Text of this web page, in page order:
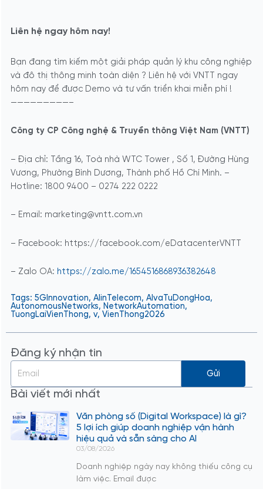
Liên hệ ngay hôm nay!
Bạn đang tìm kiếm một giải pháp quản lý khu công nghiệp
và đô thị thông minh toàn diện ? Liên hệ với VNTT ngay
hôm nay để được Demo và tư vấn triển khai miễn phí !
—————————–
Công ty CP Công nghệ & Truyền thông Việt Nam (VNTT)
– Địa chỉ: Tầng 16, Toà nhà WTC Tower , Số 1, Đường Hùng
Vương, Phường Bình Dương, Thành phố Hồ Chí Minh. –
Hotline: 1800 9400 – 0274 222 0222
– Email: marketing@vntt.com.vn
– Facebook: https://facebook.com/eDatacenterVNTT
– Zalo OA: https://zalo.me/1654516868936382648
Tags: 5GInnovation, AIinTelecom, AIvaTuDongHoa,
AutonomousNetworks, NetworkAutomation,
TuongLaiVienThong, v, VienThong2026
Đăng ký nhận tin
Gửi
Bài viết mới nhất
Văn phòng số (Digital Workspace) là gì?
5 lợi ích giúp doanh nghiệp vận hành
hiệu quả và sẵn sàng cho AI
03/08/2026
Doanh nghiệp ngày nay không thiếu công cụ
làm việc. Email được